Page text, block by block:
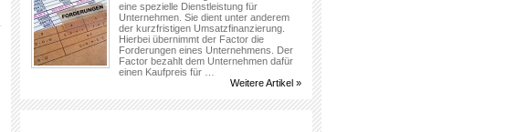
eine spezielle Dienstleistung für
Unternehmen. Sie dient unter anderem
der kurzfristigen Umsatzfinanzierung.
Hierbei übernimmt der Factor die
Forderungen eines Unternehmens. Der
Factor bezahlt dem Unternehmen dafür
einen Kaufpreis für …
Weitere Artikel »